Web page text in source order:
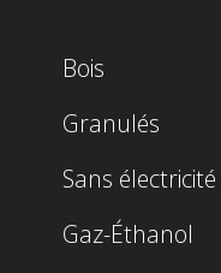
Bois
Granulés
Sans électricité
Gaz-Éthanol